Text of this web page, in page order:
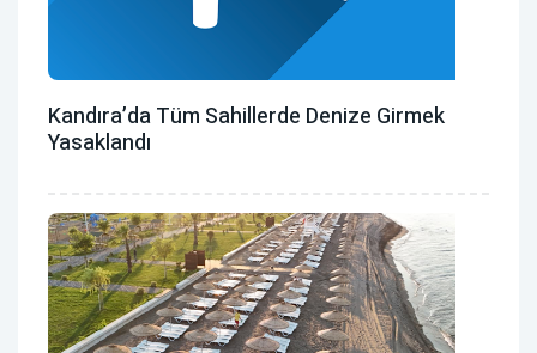
Kandıra’da Tüm Sahillerde Denize Girmek
Yasaklandı